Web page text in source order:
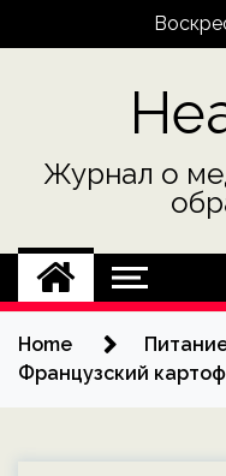
Журнал о
Home
Французский